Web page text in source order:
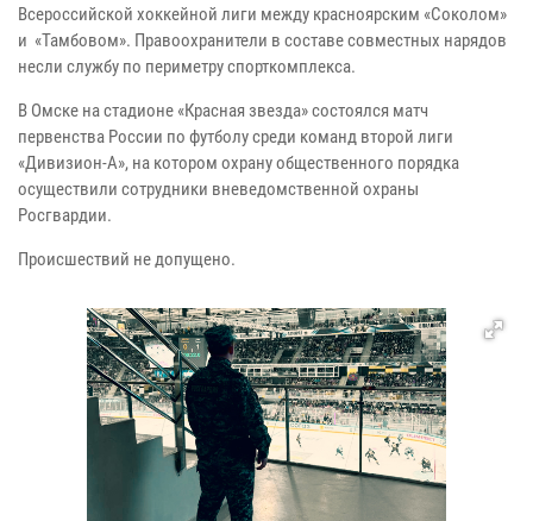
Всероссийской хоккейной лиги между красноярским «Соколом»
и «Тамбовом». Правоохранители в составе совместных нарядов
несли службу по периметру спорткомплекса.
В Омске на стадионе «Красная звезда» состоялся матч
первенства России по футболу среди команд второй лиги
«Дивизион-А», на котором охрану общественного порядка
осуществили сотрудники вневедомственной охраны
Росгвардии.
Происшествий не допущено.